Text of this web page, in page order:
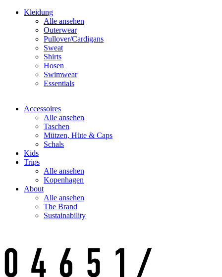
Kleidung
Alle ansehen
Outerwear
Pullover/Cardigans
Sweat
Shirts
Hosen
Swimwear
Essentials
Accessoires
Alle ansehen
Taschen
Mützen, Hüte & Caps
Schals
Kids
Trips
Alle ansehen
Kopenhagen
About
Alle ansehen
The Brand
Sustainability